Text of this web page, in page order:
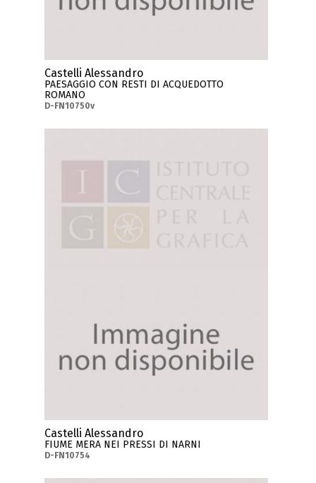
Castelli Alessandro
PAESAGGIO CON RESTI DI ACQUEDOTTO
ROMANO
D-FN10750v
Castelli Alessandro
FIUME MERA NEI PRESSI DI NARNI
D-FN10754